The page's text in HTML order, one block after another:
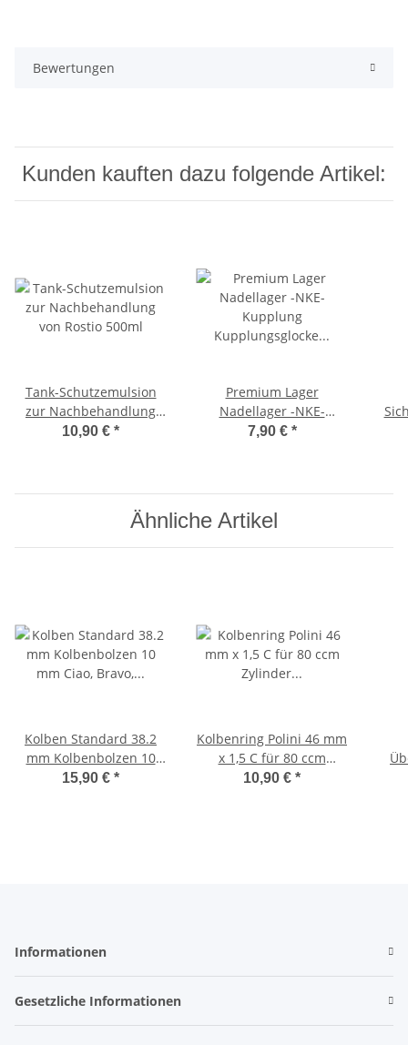
Bewertungen
Kunden kauften dazu folgende Artikel:
Tank-Schutzemulsion
zur Nachbehandlung
von Rostio 500ml
10,90 € *
Premium Lager
Nadellager -NKE-
Kupplung
7,90 € *
Ähnliche Artikel
Kolben Standard 38.2
mm Kolbenbolzen 10
mm Ciao, Bravo, SI -SP
15,90 € *
Kolbenring Polini 46 mm
x 1,5 C für 80 ccm
Zylinder Ciao, Bravo -
10,90 € *
Informationen
Gesetzliche Informationen